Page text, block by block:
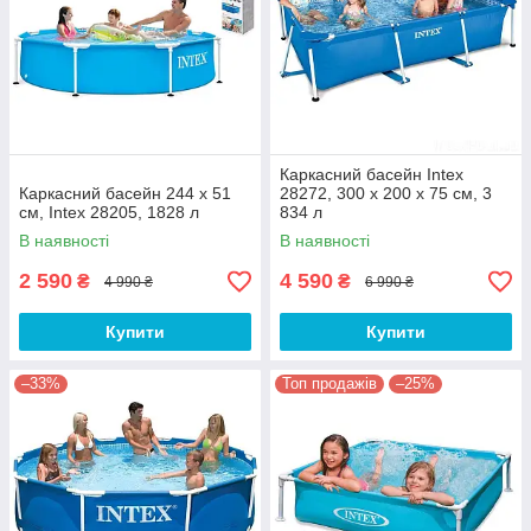
Каркасний басейн 244 x 51
см, Intex 28205, 1828 л
В наявності
2 590 ₴ 4 990 ₴
Купити
Каркасний басейн Intex
28272, 300 х 200 х 75 см, 3
834 л
В наявності
4 590 ₴ 6 990 ₴
Купити
–33% Топ продажів –25%